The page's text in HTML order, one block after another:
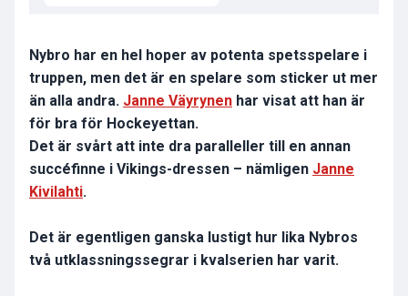
Nybro har en hel hoper av potenta spetsspelare i
truppen, men det är en spelare som sticker ut mer
än alla andra. Janne Väyrynen har visat att han är
för bra för Hockeyettan.
Det är svårt att inte dra paralleller till en annan
succéfinne i Vikings-dressen – nämligen Janne
Kivilahti.
Det är egentligen ganska lustigt hur lika Nybros
två utklassningssegrar i kvalserien har varit.